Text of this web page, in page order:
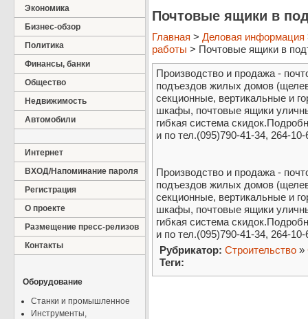
Экономика
Бизнес-обзор
Политика
Финансы, банки
Общество
Недвижимость
Автомобили
Интернет
ВХОД/Напоминание пароля
Регистрация
О проекте
Размещение пресс-релизов
Контакты
Оборудование
Станки и промышленное
Инструменты,
Почтовые ящики в
Главная > Деловая информация
работы > Почтовые ящики в
Производство и продажа -
подъездов жилых домов
секционные, вертикальные и
шкафы, почтовые ящики
гибкая система
и по тел.(095)790-41-34, 264-10-
Производство и продажа -
подъездов жилых домов
секционные, вертикальные и
шкафы, почтовые ящики
гибкая система
и по тел.(095)790-41-34, 264-10-
Рубрикатор: Строительство »
Теги: